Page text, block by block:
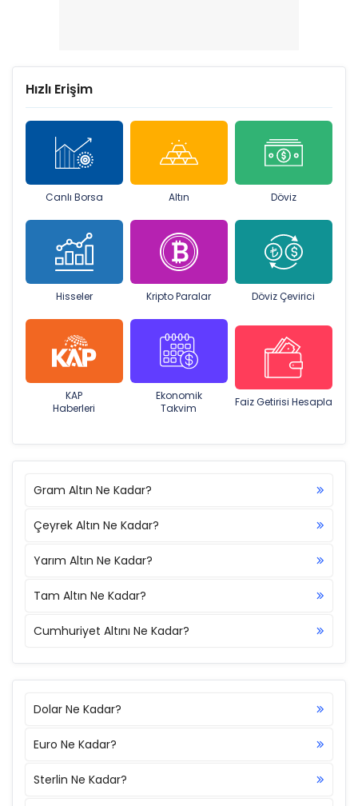
Hızlı Erişim
Canlı Borsa Altın Döviz
Hisseler Kripto Paralar Döviz Çevirici
KAP
Haberleri
Ekonomik
Takvim
Faiz Getirisi Hesapla
Gram Altın Ne Kadar?
Çeyrek Altın Ne Kadar?
Yarım Altın Ne Kadar?
Tam Altın Ne Kadar?
Cumhuriyet Altını Ne Kadar?
Dolar Ne Kadar?
Euro Ne Kadar?
Sterlin Ne Kadar?